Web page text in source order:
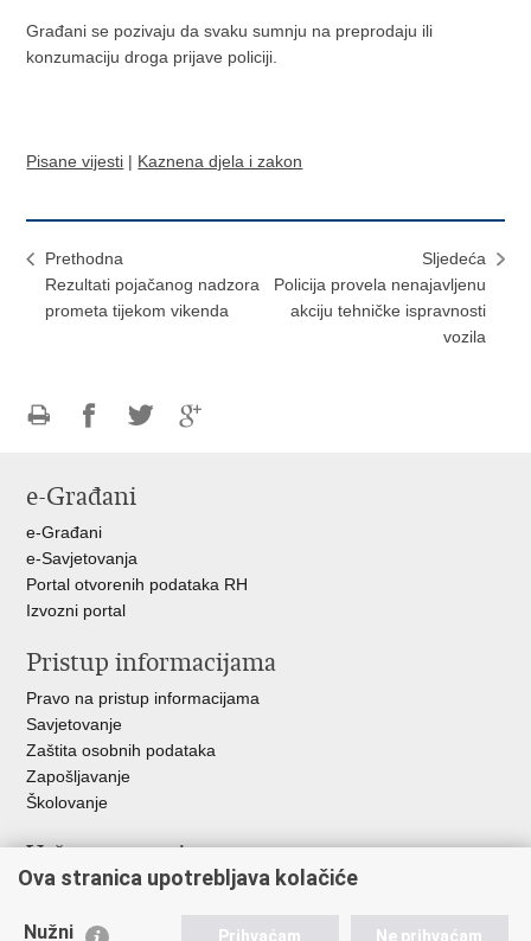
Građani se pozivaju da svaku sumnju na preprodaju ili
konzumaciju droga prijave policiji.
Pisane vijesti | Kaznena djela i zakon
Prethodna
Rezultati pojačanog nadzora
prometa tijekom vikenda
Sljedeća
Policija provela nenajavljenu
akciju tehničke ispravnosti
vozila
FacebookuTwitteru
e-Građani
e-Građani
e-Savjetovanja
Portal otvorenih podataka RH
Izvozni portal
Pristup informacijama
Pravo na pristup informacijama
Savjetovanje
Zaštita osobnih podataka
Zapošljavanje
Školovanje
Važne poveznice
Ministarstvo unutarnjih poslova
Ova stranica upotrebljava kolačiće
Nužni Prihvaćam Ne prihvaćam